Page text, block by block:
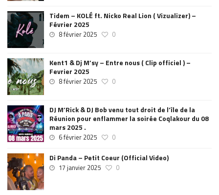
Tidem – KOLÉ ft. Nicko Real Lion ( Vizualizer) –
Février 2025
8 février 2025 0
Kent1 & Dj M’sy – Entre nous ( Clip officiel ) –
Fevrier 2025
8 février 2025 0
DJ M’Rick & DJ Bob venu tout droit de l’île de la
Réunion pour enflammer la soirée Coqlakour du 08
mars 2025 .
6 février 2025 0
Di Panda – Petit Coeur (Official Video)
17 janvier 2025 0